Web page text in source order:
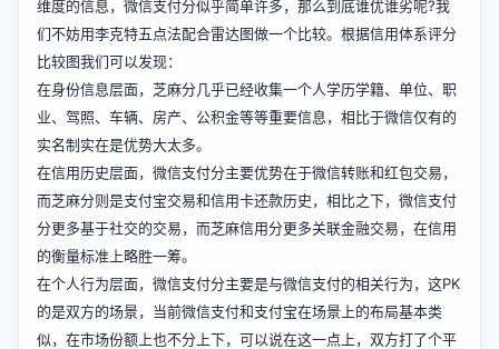
维度的信息，微信支付分似乎简单许多，那么到底谁优谁劣呢?我
们不妨用李克特五点法配合雷达图做一个比较。根据信用体系评分
比较图我们可以发现：
在身份信息层面，芝麻分几乎已经收集一个人学历学籍、单位、职
业、驾照、车辆、房产、公积金等等重要信息，相比于微信仅有的
实名制实在是优势大太多。
在信用历史层面，微信支付分主要优势在于微信转账和红包交易，
而芝麻分则是支付宝交易和信用卡还款历史，相比之下，微信支付
分更多基于社交的交易，而芝麻信用分更多关联金融交易，在信用
的衡量标准上略胜一筹。
在个人行为层面，微信支付分主要是与微信支付的相关行为，这PK
的是双方的场景，当前微信支付和支付宝在场景上的布局基本类
似，在市场份额上也不分上下，可以说在这一点上，双方打了个平